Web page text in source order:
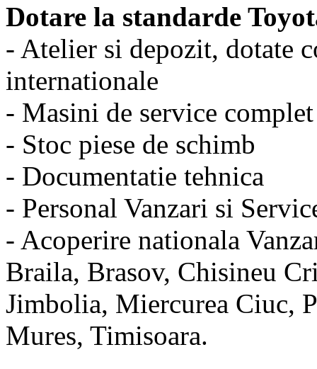
Dotare la standarde
- Atelier si depozit, dotate
internationale
- Masini de service
- Stoc piese de schimb
- Documentatie tehnica
- Personal Vanzari si
- Acoperire nationala
Braila, Brasov, Chisineu
Jimbolia, Miercurea Ciuc,
Mures, Timisoara.